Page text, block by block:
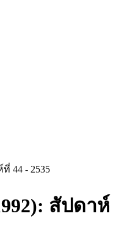
44 - 2535
สัปดาห์